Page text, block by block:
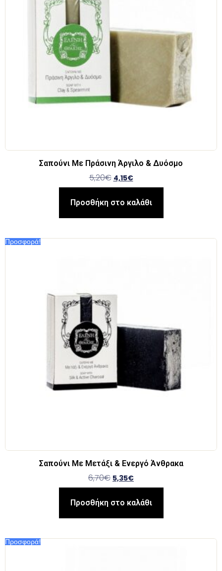
Σαπούνι Με Πράσινη Άργιλο & Δυόσμο
5,20€ 4,15€
Προσθήκη στο καλάθι
Προσφορά!
Σαπούνι Με Μετάξι & Ενεργό Άνθρακα
6,70€ 5,35€
Προσθήκη στο καλάθι
Προσφορά!